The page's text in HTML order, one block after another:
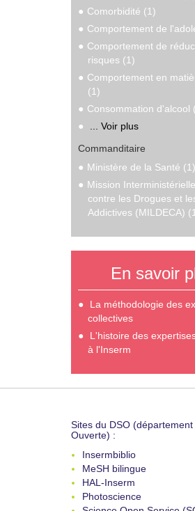
Comorbidité (1)
Comportement de
Comportement de
risques (1)
Comportement en
(1)
Consommation d'alcool
... Voir plus
Commanditaire
Ministère de la Santé (1)
Mission
contre les Drogues et
Addictives (MILDECA)
En savoir
La méthodologie des
collectives
L'histoire des
à l'Inserm
Sites du DSO
Ouverte) :
Insermbiblio
MeSH bilingue
HAL-Inserm
Photoscience